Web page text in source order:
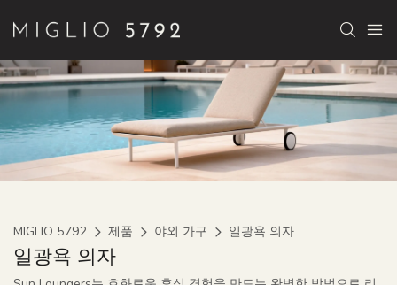
MIGLIO 5792 제품 야외 가구 일광욕 의자
일광욕 의자